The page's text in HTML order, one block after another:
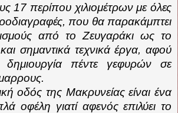
17 περίπου χιλιομέτρων με όλες
που θα παρακάμπτει
από το Ζευγαράκι ως το
σημαντικά τεχνικά έργα, αφού
δημιουργία πέντε γεφυρών σε
οδός της Μακρυνείας είναι ένα
οφέλη γιατί αφενός επιλύει το